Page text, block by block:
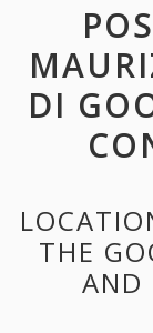
DI
THE
AND